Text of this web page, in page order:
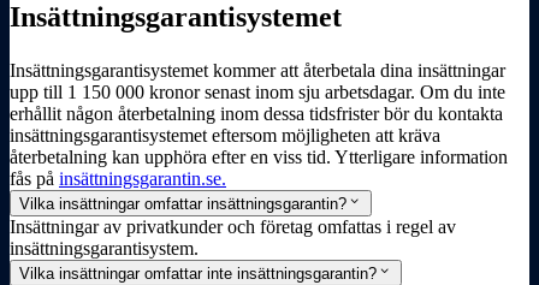
Insättnings­­­garantisystemet
Insättnings­­­garantisystemet kommer att återbetala dina insättningar
upp till 1 150 000 kronor senast inom sju arbetsdagar. Om du inte
erhållit någon återbetalning inom dessa tidsfrister bör du kontakta
insättnings­­­garantisystemet eftersom möjligheten att kräva
återbetalning kan upphöra efter en viss tid. Ytterligare information
fås på insättnings­­­garantin.se.
Vilka insättningar omfattar insättningsgarantin? expand_more
Insättningar av privat­kunder och företag omfattas i regel av
insättnings­garantisystem.
Vilka insättningar omfattar inte insättningsgarantin? expand_more